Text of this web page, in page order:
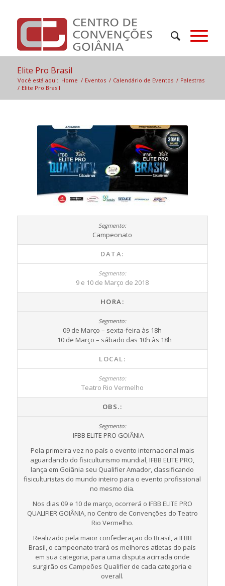
Elite Pro Brasil
Você está aqui: Home / Eventos / Calendário de Eventos / Palestras
/ Elite Pro Brasil
Campeonato
DATA:
9 e 10 de Março de 2018
HORA:
09 de Março – sexta-feira às 18h
10 de Março – sábado das 10h às 18h
LOCAL:
Teatro Rio Vermelho
OBS.:
IFBB ELITE PRO GOIÂNIA
Pela primeira vez no país o evento internacional mais
aguardando do fisiculturismo mundial, IFBB ELITE PRO,
lança em Goiânia seu Qualifier Amador, classificando
fisiculturistas do mundo inteiro para o evento profissional
no mesmo dia.
Nos dias 09 e 10 de março, ocorrerá o IFBB ELITE PRO
QUALIFIER GOIÂNIA, no Centro de Convenções do Teatro
Rio Vermelho.
Realizado pela maior confederação do Brasil, a IFBB
Brasil, o campeonato trará os melhores atletas do país
em sua categoria, para uma disputa acirrada onde
surgirão os Campeões Qualifier de cada categoria e
overall.